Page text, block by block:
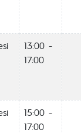
13:00 -
17:00
15:00 -
17:00